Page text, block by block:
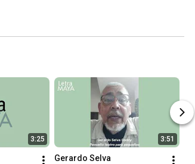
3:25 3:51
Gerardo Selva